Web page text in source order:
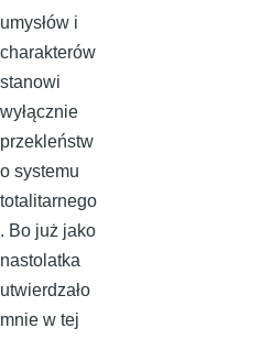
umysłów i
charakterów
stanowi
wyłącznie
przekleństw
o systemu
totalitarnego
. Bo już jako
nastolatka
utwierdzało
mnie w tej